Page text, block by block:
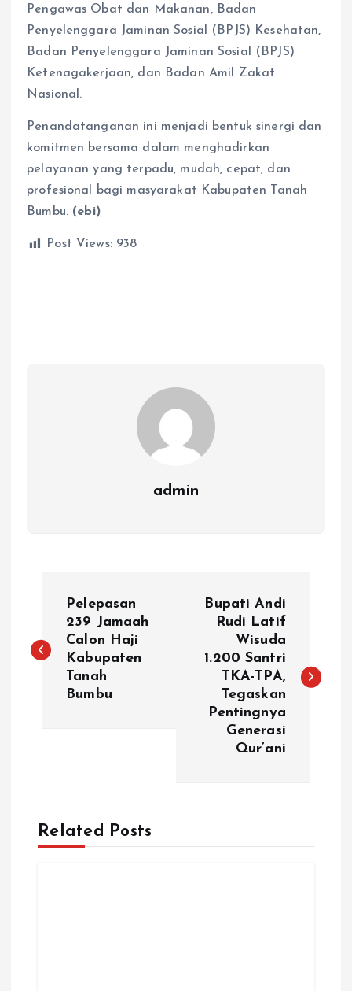
Pengawas Obat dan Makanan, Badan
Penyelenggara Jaminan Sosial (BPJS) Kesehatan,
Badan Penyelenggara Jaminan Sosial (BPJS)
Ketenagakerjaan, dan Badan Amil Zakat
Nasional.
Penandatanganan ini menjadi bentuk sinergi dan
komitmen bersama dalam menghadirkan
pelayanan yang terpadu, mudah, cepat, dan
profesional bagi masyarakat Kabupaten Tanah
Bumbu. (ebi)
Post Views: 938
admin
v
s
Pelepasan
239 Jamaah
Calon Haji
Kabupaten
Tanah
Bumbu
Bupati Andi
Rudi Latif
Wisuda
1.200 Santri
TKA-TPA,
Tegaskan
Pentingnya
Generasi
Qur’ani
Related Posts